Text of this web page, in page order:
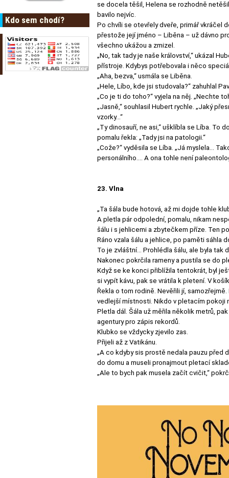
Kdo sem chodí?
se docela těšil, Helena se rozhodně
bavilo nejvíc.
Po chvíli se otevřely dveře, primář vkráčel
přestože její jméno – Liběna – už dávno
všechno ukážou a zmizel.
„No, tak tady je naše království,“ ukázal
přístroje. Kdybys potřebovala i něco
„Aha, bezva,“ usmála se Liběna.
„Hele, Líbo, kde jsi studovala?“ zahuhlal
„Co je ti do toho?“ vyjela na něj. „Nechte
„Jasně,“ souhlasil Hubert rychle. „Jaký
vzorky…“
„Ty dinosauří, ne asi,“ ušklíbla se Líba. To
pomalu řekla: „Tady jsi na patologii.“
„Cože?“ vyděsila se Líba. „Já myslela…
personálního…. A ona tohle není
23. Vlna
„Ta šála bude hotová, až mi dojde tohle
A pletla pár odpolední, pomalu, nikam
šálu i s jehlicemi a zbytečkem příze. Ten
Ráno vzala šálu a jehlice, po paměti sáhla
To je zvláštní… Prohlédla šálu, ale byla tak
Nakonec pokrčila rameny a pustila se do
Když se ke konci přiblížila tentokrát, byl
si vypít kávu, pak se vrátila k pletení. V
Řekla o tom rodině. Nevěřili jí,
vedlejší místnosti. Nikdo v pletacím pokoji
Pletla dál. Šála už měřila několik metrů,
agentury pro zápis rekordů.
Klubko se vždycky zjevilo zas.
Přijeli až z Vatikánu.
„A co kdyby sis prostě nedala pauzu před
do domu a museli pronajmout pletací
„Ale to bych pak musela začít cvičit,“